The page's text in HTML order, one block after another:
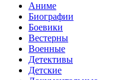
Аниме
Биографии
Боевики
Вестерны
Военные
Детективы
Детские